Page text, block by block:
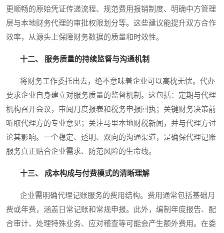
更顺畅的原始凭证传递流程、规范费用报销制度、明确中方管理
层与本地财务代理的审批权限划分等。这些建议能提升双方合作
效率，从源头上保障财务数据的质量和时效性。
十二、 服务质量的持续监督与沟通机制
将财务工作委托出去，绝不意味着企业可以高枕无忧。代办
要求企业自身建立对服务质量的监督机制。这包括：定期与代理
机构召开会议，审阅月度报表和税务申报回执；关键财务决策前
听取代理方的专业意见；关注马里本地财税新闻，并与代理方讨
论其影响。一个稳定、透明、双向的沟通渠道，是确保代理记账
服务真正贴合企业需求、防范风险的生命线。
十三、 成本构成与付费模式的清晰理解
企业需明确代理记账服务的费用结构。费用通常包括基础月
费或年费，涵盖日常记账和常规申报。此外，编制年度报告、配
合审计、处理特殊业务、应对稽查等可能会产生额外费用。在委